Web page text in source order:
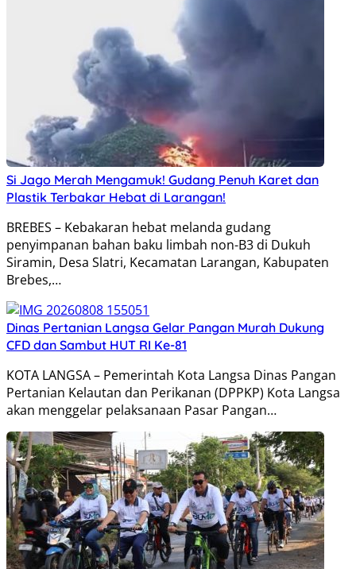
Si Jago Merah Mengamuk! Gudang Penuh Karet dan
Plastik Terbakar Hebat di Larangan!
BREBES – Kebakaran hebat melanda gudang
penyimpanan bahan baku limbah non-B3 di Dukuh
Siramin, Desa Slatri, Kecamatan Larangan, Kabupaten
Brebes,…
Dinas Pertanian Langsa Gelar Pangan Murah Dukung
CFD dan Sambut HUT RI Ke-81
KOTA LANGSA – Pemerintah Kota Langsa Dinas Pangan
Pertanian Kelautan dan Perikanan (DPPKP) Kota Langsa
akan menggelar pelaksanaan Pasar Pangan…